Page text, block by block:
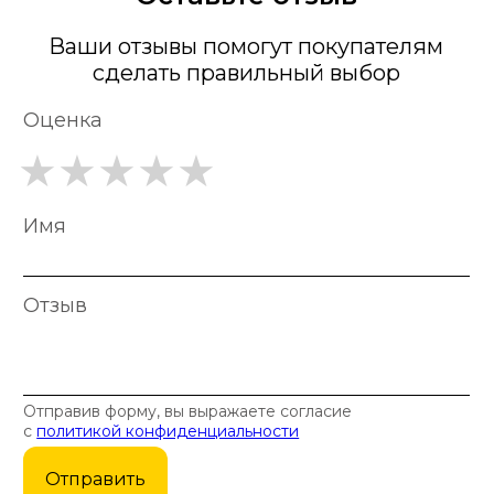
Ваши отзывы помогут покупателям
сделать правильный выбор
Оценка
Имя
Отзыв
Отправив форму, вы выражаете согласие
сполитикой конфиденциальности
Отправить